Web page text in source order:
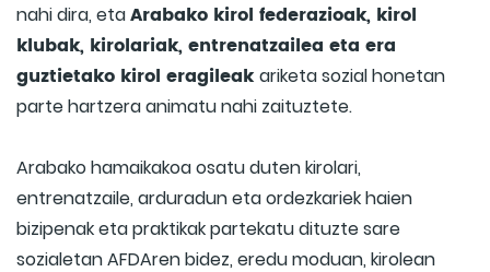
nahi dira, etaArabako kirol federazioak, kirol
klubak, kirolariak, entrenatzailea eta era
guztietako kirol eragileak ariketa sozial honetan
parte hartzera animatu nahi zaituztete.
Arabako hamaikakoa osatu duten kirolari,
entrenatzaile, arduradun eta ordezkariek haien
bizipenak eta praktikak partekatu dituzte sare
sozialetan AFDAren bidez, eredu moduan, kirolean